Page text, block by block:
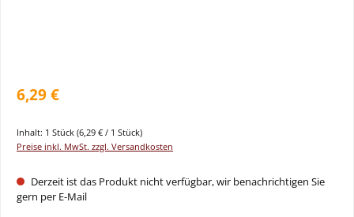
6,29 €
Inhalt: 1 Stück (6,29 € / 1 Stück)
Preise inkl. MwSt. zzgl. Versandkosten
Derzeit ist das Produkt nicht verfügbar, wir benachrichtigen Sie
gern per E-Mail